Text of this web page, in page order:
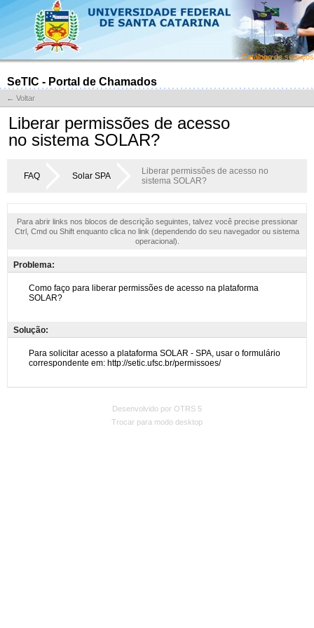
Catálogo de serviços
SeTIC - Portal de Chamados
← Voltar
Liberar permissões de acesso
no sistema SOLAR?
FAQ Solar SPA
Liberar permissões de acesso no
sistema SOLAR?
Para abrir links nos blocos de descrição seguintes, talvez você precise pressionar
Ctrl, Cmd ou Shift enquanto clica no link (dependendo do seu navegador ou sistema
operacional).
Problema:
Solução:
Desenvolvido por OTRS 5
Trocar para modo desktop